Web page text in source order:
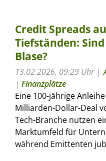
Credit Spreads
Tiefständen:
Blase?
13.02.2026, 09:29 Uhr
| Finanzplätze
Eine 100-jährige
Milliarden-Dollar-Deal
Tech-Branche nutzen
Marktumfeld für
während Emittenten